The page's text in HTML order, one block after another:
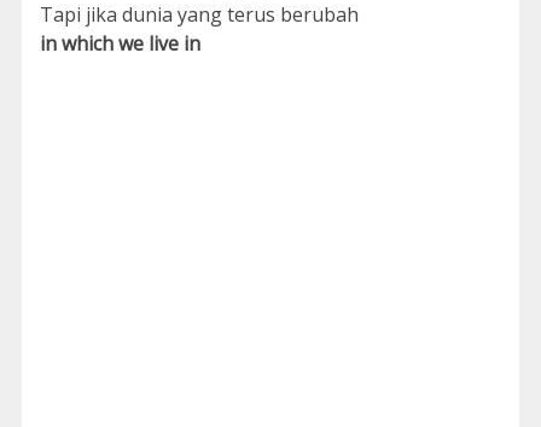
Tapi jika dunia yang terus berubah
in which we live in